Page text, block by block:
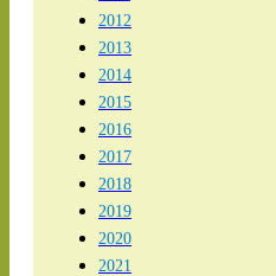
2012
2013
2014
2015
2016
2017
2018
2019
2020
2021